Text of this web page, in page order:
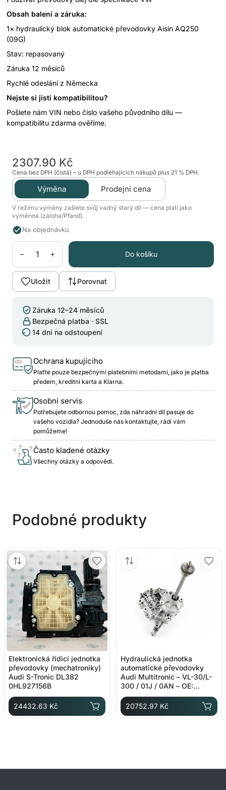
Obsah balení a záruka:
1× hydraulický blok automatické převodovky Aisin AQ250
(09G)
Stav: repasovaný
Záruka 12 měsíců
Rychlé odeslání z Německa
Nejste si jisti kompatibilitou?
Pošlete nám VIN nebo číslo vašeho původního dílu —
kompatibilitu zdarma ověříme.
2307.90 Kč
Cena bez DPH (čistá) – u DPH podléhajících nákupů plus 21 % DPH.
Výměna Prodejní cena
V režimu výměny zašlete svůj vadný starý díl — cena platí jako
výměnná (záloha/Pfand).
Na objednávku
− + Do košíku
Uložit Porovnat
Záruka 12–24 měsíců
Bezpečná platba · SSL
14 dní na odstoupení
Ochrana kupujícího
Plaťte pouze bezpečnými platebními metodami, jako je platba
předem, kreditní karta a Klarna.
Osobní servis
Potřebujete odbornou pomoc, zda náhradní díl pasuje do
vašeho vozidla? Jednoduše nás kontaktujte, rádi vám
pomůžeme!
Často kladené otázky
Všechny otázky a odpovědi.
Podobné produkty
Elektronická řídicí jednotka
převodovky (mechatroniky)
Audi S-Tronic DL382
0HL927156B
24432.63 Kč
Hydraulická jednotka
automatické převodovky
Audi Multitronic – VL-30/L-
300 / 01J / 0AN – OE:
01J927156CQ
20752.97 Kč